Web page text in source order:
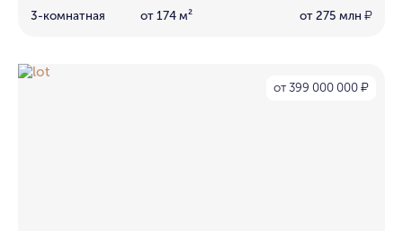
3-комнатная от 174 м² от 275 млн ₽
от 399 000 000 ₽